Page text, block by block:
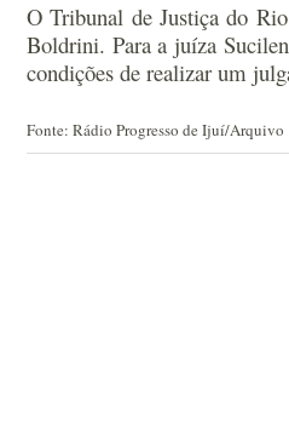
O Tribunal de Justiça do
Boldrini. Para a juíza
condições de realizar um
Fonte: Rádio Progresso de Ijuí/Arquivo